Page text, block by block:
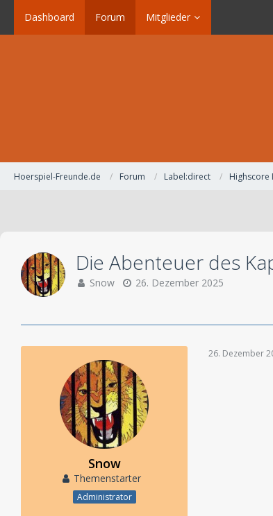
Dashboard Forum Mitglieder
Hoerspiel-Freunde.de Forum Label:direct Highscore
Die Abenteuer des
Snow 26. Dezember 2025
Snow
Themenstarter
Administrator
26. Dezember